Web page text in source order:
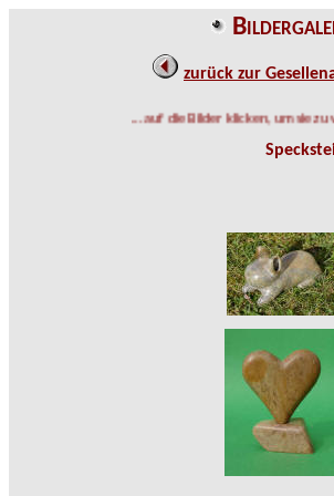
zurück zur
... auf die Bilder klicken, um sie zu